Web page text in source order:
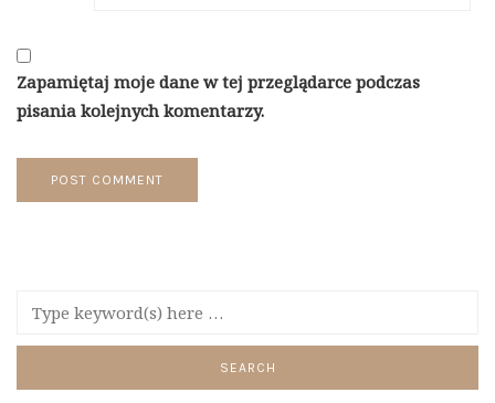
Zapamiętaj moje dane w tej przeglądarce podczas
pisania kolejnych komentarzy.